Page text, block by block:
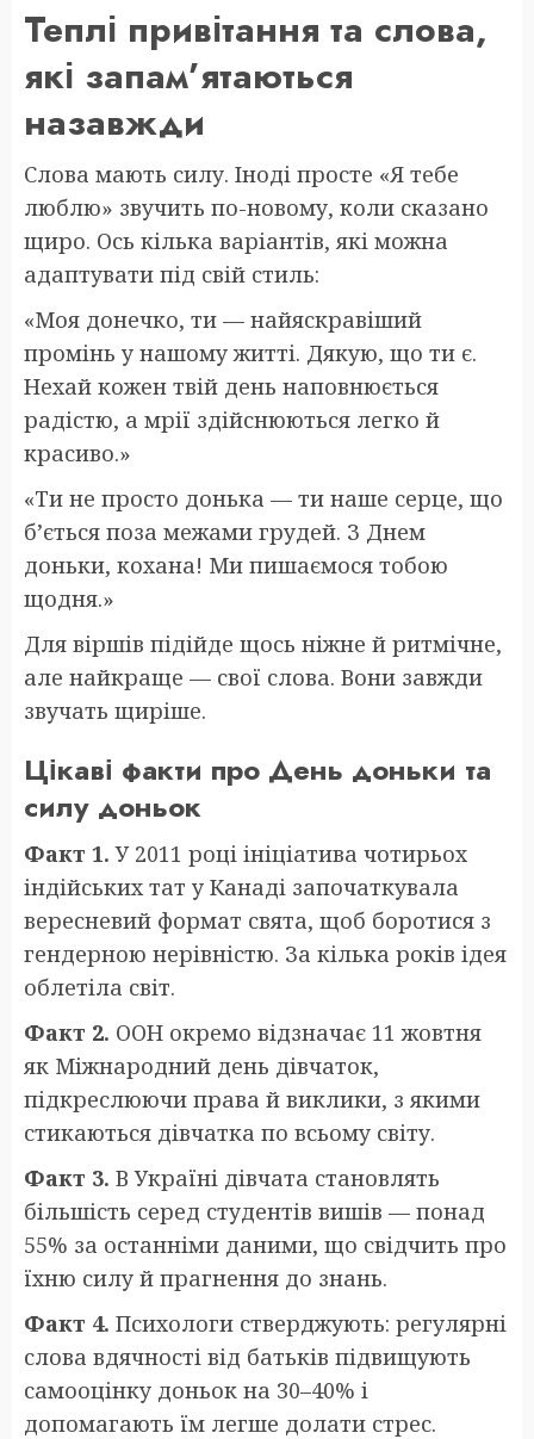
Теплі привітання та слова,
які запам’ятаються
назавжди
Слова мають силу. Іноді просте «Я тебе
люблю» звучить по-новому, коли сказано
щиро. Ось кілька варіантів, які можна
адаптувати під свій стиль:
«Моя донечко, ти — найяскравіший
промінь у нашому житті. Дякую, що ти є.
Нехай кожен твій день наповнюється
радістю, а мрії здійснюються легко й
красиво.»
«Ти не просто донька — ти наше серце, що
б’ється поза межами грудей. З Днем
доньки, кохана! Ми пишаємося тобою
щодня.»
Для віршів підійде щось ніжне й ритмічне,
але найкраще — свої слова. Вони завжди
звучать щиріше.
Цікаві факти про День доньки та
силу доньок
Факт 1. У 2011 році ініціатива чотирьох
індійських тат у Канаді започаткувала
вересневий формат свята, щоб боротися з
гендерною нерівністю. За кілька років ідея
облетіла світ.
Факт 2. ООН окремо відзначає 11 жовтня
як Міжнародний день дівчаток,
підкреслюючи права й виклики, з якими
стикаються дівчатка по всьому світу.
Факт 3. В Україні дівчата становлять
більшість серед студентів вишів — понад
55% за останніми даними, що свідчить про
їхню силу й прагнення до знань.
Факт 4. Психологи стверджують: регулярні
слова вдячності від батьків підвищують
самооцінку доньок на 30–40% і
допомагають їм легше долати стрес.